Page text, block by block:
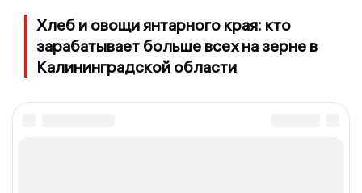
Хлеб и овощи янтарного края: кто
зарабатывает больше всех на зерне в
Калининградской области